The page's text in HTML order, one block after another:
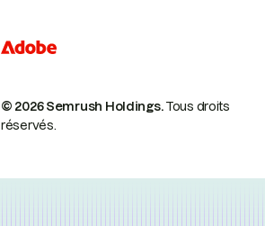
© 2026 Semrush Holdings.Tous droits
réservés.